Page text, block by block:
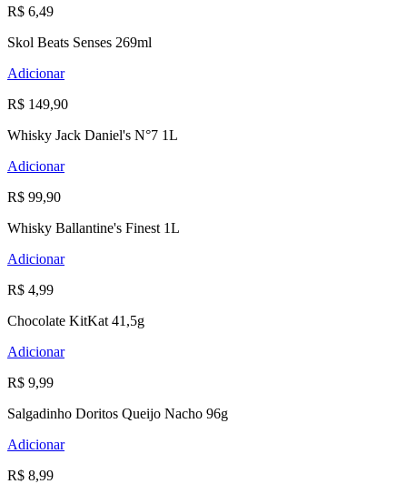
R$ 6,49
Skol Beats Senses 269ml
Adicionar
R$ 149,90
Whisky Jack Daniel's N°7 1L
Adicionar
R$ 99,90
Whisky Ballantine's Finest 1L
Adicionar
R$ 4,99
Chocolate KitKat 41,5g
Adicionar
R$ 9,99
Salgadinho Doritos Queijo Nacho 96g
Adicionar
R$ 8,99